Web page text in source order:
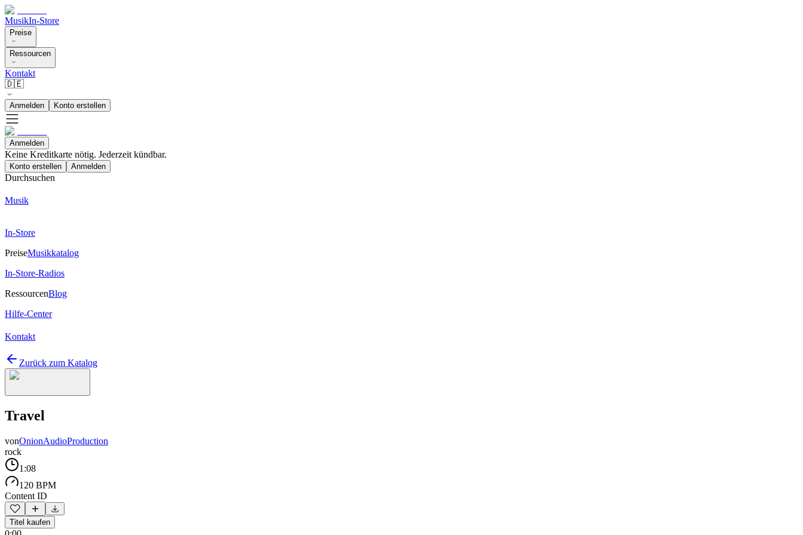
MusikIn-Store
Preise
Ressourcen
Kontakt
🇩🇪
Anmelden Konto erstellen
Anmelden
Keine Kreditkarte nötig. Jederzeit kündbar.
Konto erstellen Anmelden
Durchsuchen
Musik
In-Store
PreiseMusikkatalog
In-Store-Radios
RessourcenBlog
Hilfe-Center
Kontakt
Zurück zum Katalog
Travel
vonOnionAudioProduction
rock
1:08
120 BPM
Content ID
Titel kaufen